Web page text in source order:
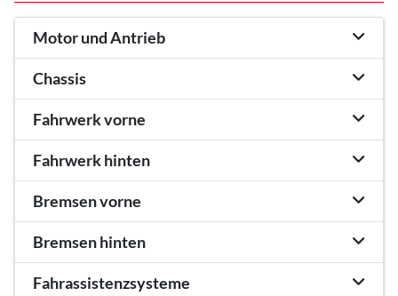
Motor und Antrieb
Chassis
Fahrwerk vorne
Fahrwerk hinten
Bremsen vorne
Bremsen hinten
Fahrassistenzsysteme